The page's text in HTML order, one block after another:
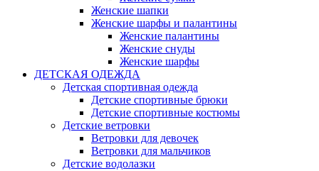
Женские шапки
Женские шарфы и палантины
Женские палантины
Женские снуды
Женские шарфы
ДЕТСКАЯ ОДЕЖДА
Детская спортивная одежда
Детские спортивные брюки
Детские спортивные костюмы
Детские ветровки
Ветровки для девочек
Ветровки для мальчиков
Детские водолазки